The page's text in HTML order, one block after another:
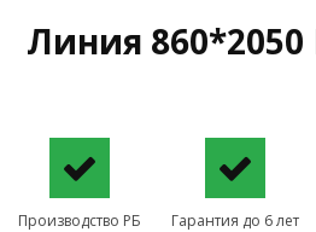
Линия 860*2050
Производство РБ Гарантия до 6 лет